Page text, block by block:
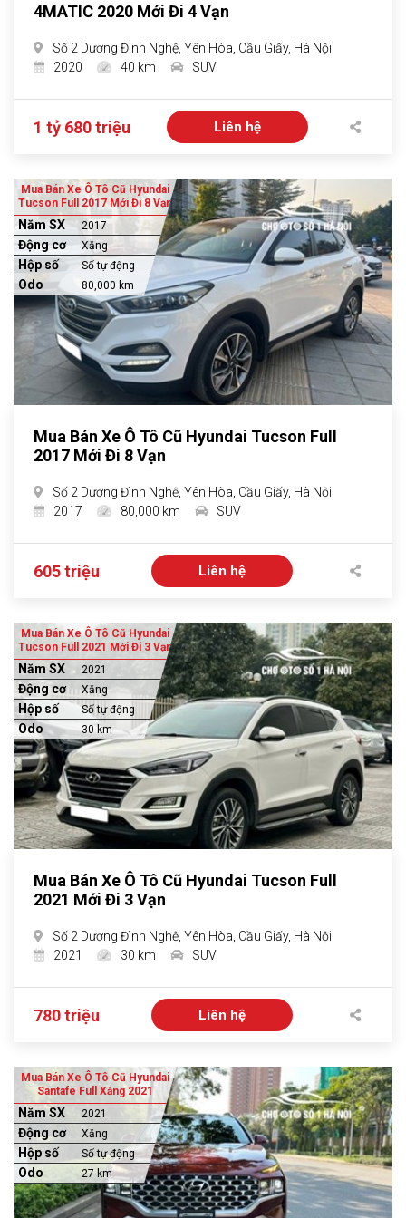
4MATIC 2020 Mới Đi 4 Vạn
Số 2 Dương Đình Nghệ, Yên Hòa, Cầu Giấy, Hà Nội
2020
40 km SUV
1 tỷ 680 triệu Liên hệ
Mua Bán Xe Ô Tô Cũ Hyundai
Tucson Full 2017 Mới Đi 8 Vạn
Năm SX 2017
Động cơ Xăng
Hộp số Số tự động
Odo 80,000 km
Mua Bán Xe Ô Tô Cũ Hyundai Tucson Full
2017 Mới Đi 8 Vạn
Số 2 Dương Đình Nghệ, Yên Hòa, Cầu Giấy, Hà Nội
2017
80,000 km SUV
605 triệu Liên hệ
Mua Bán Xe Ô Tô Cũ Hyundai
Tucson Full 2021 Mới Đi 3 Vạn
Năm SX 2021
Động cơ Xăng
Hộp số Số tự động
Odo 30 km
Mua Bán Xe Ô Tô Cũ Hyundai Tucson Full
2021 Mới Đi 3 Vạn
Số 2 Dương Đình Nghệ, Yên Hòa, Cầu Giấy, Hà Nội
2021
30 km SUV
780 triệu Liên hệ
Mua Bán Xe Ô Tô Cũ Hyundai
Santafe Full Xăng 2021
Năm SX 2021
Động cơ Xăng
Hộp số Số tự động
Odo 27 km